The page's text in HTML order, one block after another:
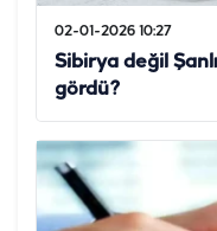
02-01-2026 10:27
Sibirya değil
gördü?